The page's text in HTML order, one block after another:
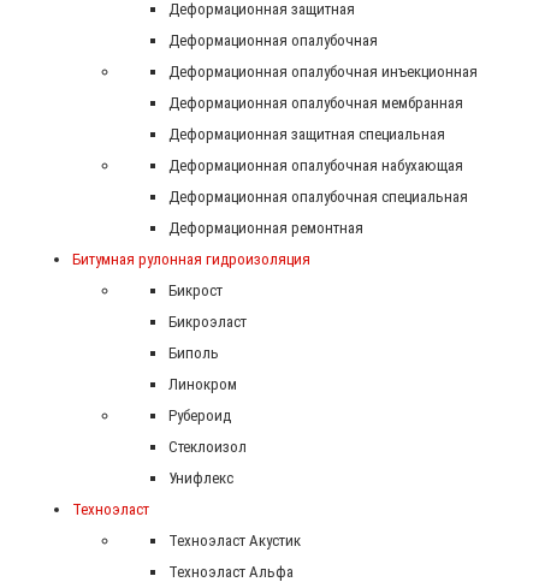
Деформационная защитная
Деформационная опалубочная
Деформационная опалубочная инъекционная
Деформационная опалубочная мембранная
Деформационная защитная специальная
Деформационная опалубочная набухающая
Деформационная опалубочная специальная
Деформационная ремонтная
Битумная рулонная гидроизоляция
Бикрост
Бикроэласт
Биполь
Линокром
Рубероид
Стеклоизол
Унифлекс
Техноэласт
Техноэласт Акустик
Техноэласт Альфа